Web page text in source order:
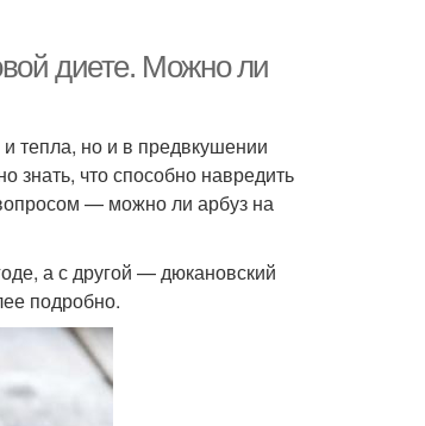
диете. Можно ли
тепла, но и в предвкушении
что способно навредить
— можно ли арбуз на
а с другой — дюкановский
подробно.